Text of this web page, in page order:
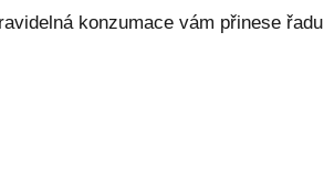
konzumace vám přinese řadu